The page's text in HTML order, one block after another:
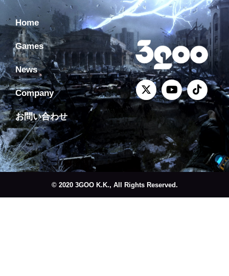
Home
Games
News
Company
お問い合わせ
© 2020 3GOO K.K., All Rights Reserved.